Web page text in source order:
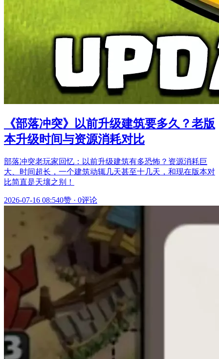
《部落冲突》以前升级建筑要多久？老版
本升级时间与资源消耗对比
部落冲突老玩家回忆：以前升级建筑有多恐怖？资源消耗巨
大、时间超长，一个建筑动辄几天甚至十几天，和现在版本对
比简直是天壤之别！
2026-07-16 08:540赞 · 0评论